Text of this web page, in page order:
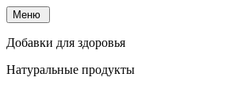
Меню
Добавки для здоровья
Натуральные продукты